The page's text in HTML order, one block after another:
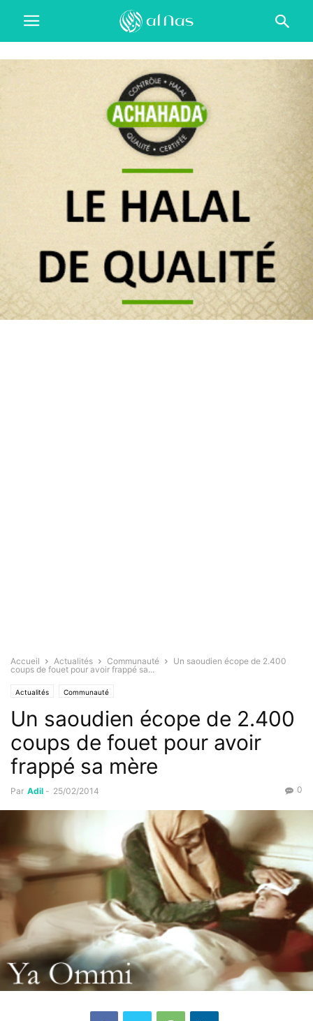
Accueil Actualités Communauté
Un saoudien écope de 2.400
coups de fouet pour avoir frappé sa...
Actualités Communauté
Un saoudien écope de 2.400
coups de fouet pour avoir
frappé sa mère
Par Adil - 25/02/2014 0